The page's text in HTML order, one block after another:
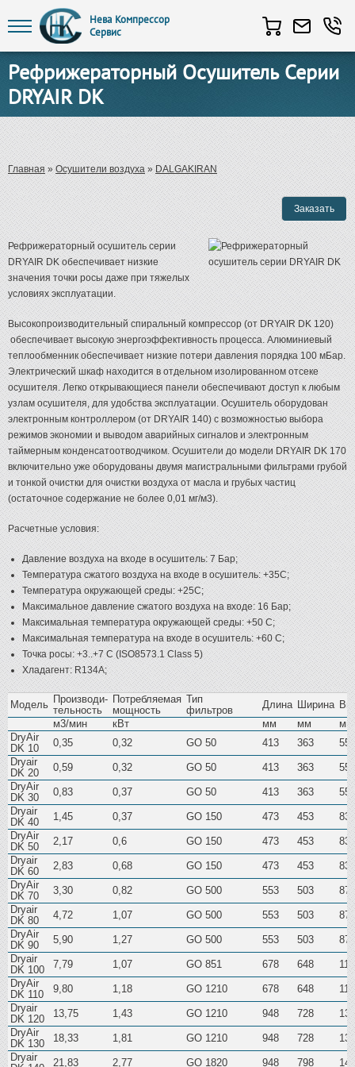
Нева Компрессор
Сервис
Рефрижераторный Осушитель Серии
DRYAIR DK
Вы здесь
Главная»Осушители воздуха»DALGAKIRAN
Рефрижераторный осушитель серии
DRYAIR DK обеспечивает низкие
значения точки росы даже при тяжелых
условиях эксплуатации.
Высокопроизводительный спиральный компрессор (от DRYAIR DK 120)
обеспечивает высокую энергоэффективность процесса. Алюминиевый
теплообменник обеспечивает низкие потери давления порядка 100 мБар.
Электрический шкаф находится в отдельном изолированном отсеке
осушителя. Легко открывающиеся панели обеспечивают доступ к любым
узлам осушителя, для удобства эксплуатации. Осушитель оборудован
электронным контроллером (от DRYAIR 140) с возможностью выбора
режимов экономии и выводом аварийных сигналов и электронным
таймерным конденсатоотводчиком. Осушители до модели DRYAIR DK 170
включительно уже оборудованы двумя магистральными фильтрами грубой
и тонкой очистки для очистки воздуха от масла и грубых частиц
(остаточное содержание не более 0,01 мг/м3).
Расчетные условия:
Давление воздуха на входе в осушитель: 7 Бар;
Температура сжатого воздуха на входе в осушитель: +35С;
Температура окружающей среды: +25С;
Максимальное давление сжатого воздуха на входе: 16 Бар;
Максимальная температура окружающей среды: +50 С;
Максимальная температура на входе в осушитель: +60 С;
Точка росы: +3..+7 С (ISO8573.1 Class 5)
Хладагент: R134A;
Модель Производи-
тельность
Потребляемая
мощность
Тип
фильтров
Длина Ширина
м3/мин
кВт мм мм
мм
DryAir
DK 10
0,35 0,32 GO 50 413 363
557
Dryair
DK 20
0,59 0,32 GO 50 413 363
557
DryAir
DK 30
0,83 0,37 GO 50 413 363
557
Dryair
DK 40
1,45 0,37 GO 150 473 453
832
DryAir
DK 50
2,17 0,6 GO 150 473 453
832
Dryair
DK 60
2,83 0,68 GO 150 473 453
832
DryAir
DK 70
3,30 0,82 GO 500 553 503
874
Dryair
DK 80
4,72 1,07 GO 500 553 503
874
DryAir
DK 90
5,90 1,27 GO 500 553 503
874
Dryair
DK 100
7,79 1,07 GO 851 678 648
DryAir
DK 110
9,80 1,18 GO 1210 678 648
Dryair
DK 120
13,75 1,43 GO 1210 948 728
DryAir
DK 130
18,33 1,81 GO 1210 948 728
Dryair
21,83 2,77 GO 1820 948 798